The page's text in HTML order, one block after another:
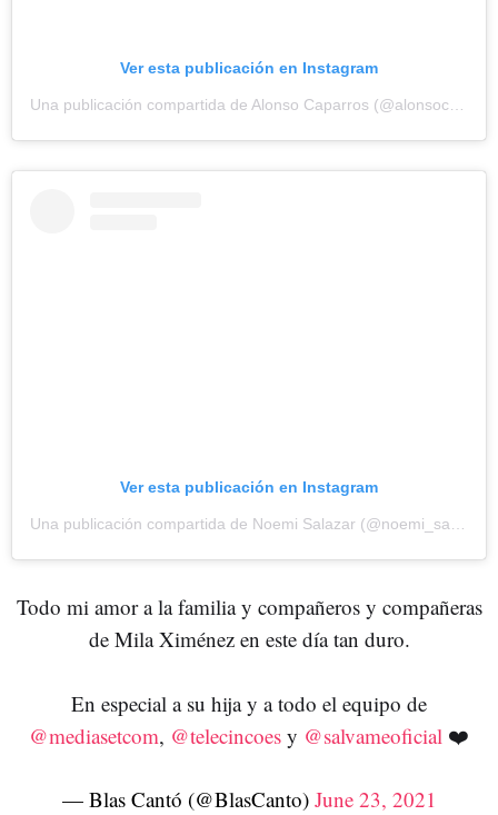
Ver esta publicación en Instagram
Ver esta publicación en Instagram
Una publicación compartida de Noemi Salazar (@noemi_salazar13)
Todo mi amor a la familia y compañeros y compañeras
de Mila Ximénez en este día tan duro.
En especial a su hija y a todo el equipo de
@mediasetcom, @telecincoes y @salvameoficial ❤️
— Blas Cantó (@BlasCanto) June 23, 2021